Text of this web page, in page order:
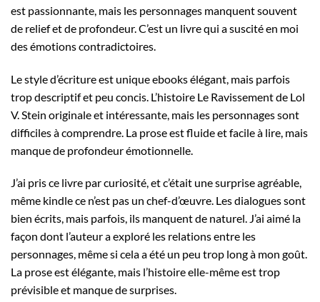
est passionnante, mais les personnages manquent souvent
de relief et de profondeur. C’est un livre qui a suscité en moi
des émotions contradictoires.
Le style d’écriture est unique ebooks élégant, mais parfois
trop descriptif et peu concis. L’histoire Le Ravissement de Lol
V. Stein originale et intéressante, mais les personnages sont
difficiles à comprendre. La prose est fluide et facile à lire, mais
manque de profondeur émotionnelle.
J’ai pris ce livre par curiosité, et c’était une surprise agréable,
même kindle ce n’est pas un chef-d’œuvre. Les dialogues sont
bien écrits, mais parfois, ils manquent de naturel. J’ai aimé la
façon dont l’auteur a exploré les relations entre les
personnages, même si cela a été un peu trop long à mon goût.
La prose est élégante, mais l’histoire elle-même est trop
prévisible et manque de surprises.